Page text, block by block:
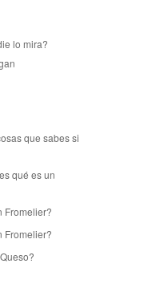
lo mira?
que sabes si
qué es un
Fromelier?
Fromelier?